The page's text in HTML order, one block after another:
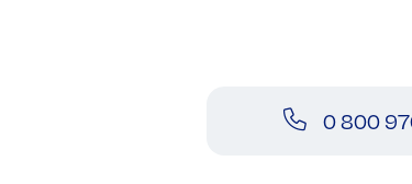
0 800